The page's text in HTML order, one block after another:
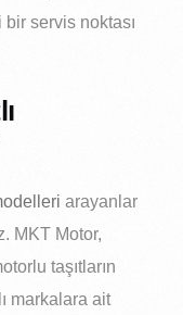
servis noktası
arayanlar
MKT Motor,
taşıtların
markalara ait